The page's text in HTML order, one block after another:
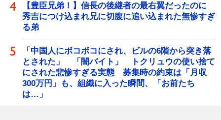
【豊臣兄弟！】信長の後継者の最右翼だったのに
秀吉につけ込まれ兄に切腹に追い込まれた無惨すぎ
る弟
「中国人にボコボコにされ、ビルの6階から突き落
とされた」 「闇バイト」 トクリュウの使い捨て
にされた悲惨すぎる実態 募集時の約束は「月収
300万円」も、組織に入った瞬間、「お前たち
は…」